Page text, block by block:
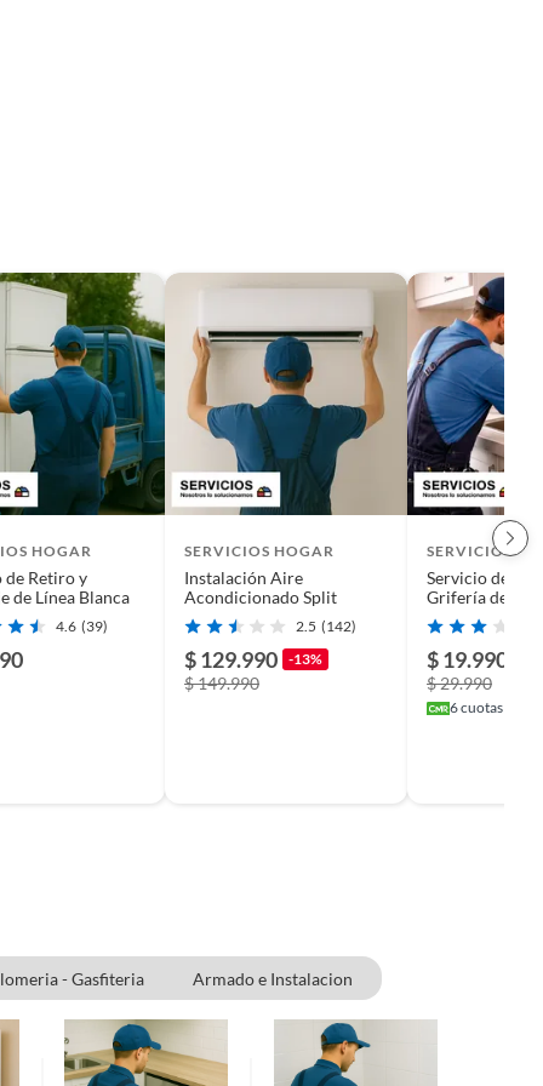
HOGAR
de Retiro y
de Línea Blanca
4.6 (39)
SERVICIOS HOGAR
Instalación Aire
Acondicionado Split
2.5 (142)
$ 129.990 -13%
$ 149.990
SERVICIOS
Servicio de
Grifería de
$ 19.990
$ 29.990
6cuotas sin
- Gasfiteria Armado e Instalacion